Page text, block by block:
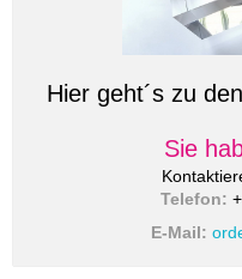
Hier geht´s zu den
Sie
Telefon:
E-Mail: